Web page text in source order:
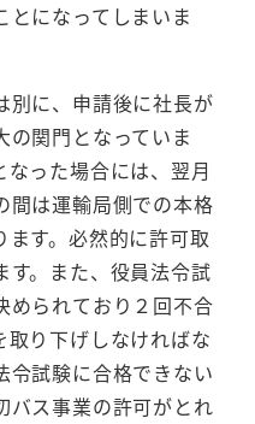
になってしまいま
別に、申請後に社長が
の関門となっていま
った場合には、翌月
間は運輸局側での本格
す。必然的に許可取
す。また、役員法令試
められており２回不合
り下げしなければな
令試験に合格できない
バス事業の許可がとれ